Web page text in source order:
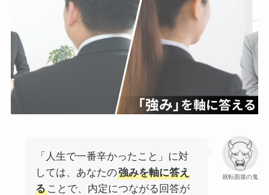
就転面接の鬼
「人生で一番辛かったこと」に対
しては、あなたの強みを軸に答え
ることで、内定につながる回答が